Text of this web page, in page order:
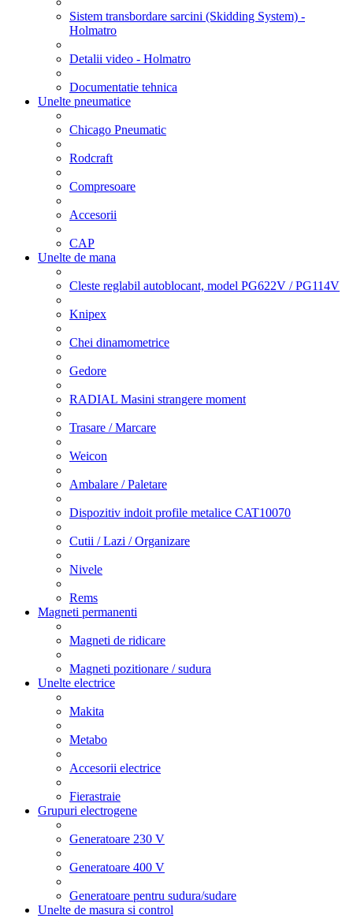
Sistem transbordare sarcini (Skidding System) -
Holmatro
Detalii video - Holmatro
Documentatie tehnica
Unelte pneumatice
Chicago Pneumatic
Rodcraft
Compresoare
Accesorii
CAP
Unelte de mana
Cleste reglabil autoblocant, model PG622V / PG114V
Knipex
Chei dinamometrice
Gedore
RADIAL Masini strangere moment
Trasare / Marcare
Weicon
Ambalare / Paletare
Dispozitiv indoit profile metalice CAT10070
Cutii / Lazi / Organizare
Nivele
Rems
Magneti permanenti
Magneti de ridicare
Magneti pozitionare / sudura
Unelte electrice
Makita
Metabo
Accesorii electrice
Fierastraie
Grupuri electrogene
Generatoare 230 V
Generatoare 400 V
Generatoare pentru sudura/sudare
Unelte de masura si control